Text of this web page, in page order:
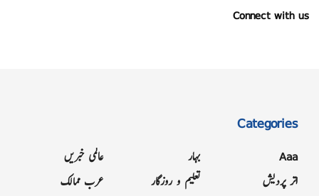
Connect with us
Categories
Aaa
اتر پردیش
بہار
تعلیم و روزگار
عالمی خبریں
عرب ممالک